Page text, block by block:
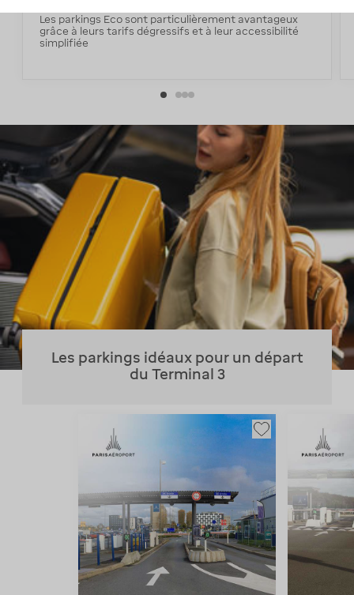
Les parkings Eco sont particulièrement avantageux
grâce à leurs tarifs dégressifs et à leur accessibilité
simplifiée
Les parkings idéaux pour un départ
du Terminal 3